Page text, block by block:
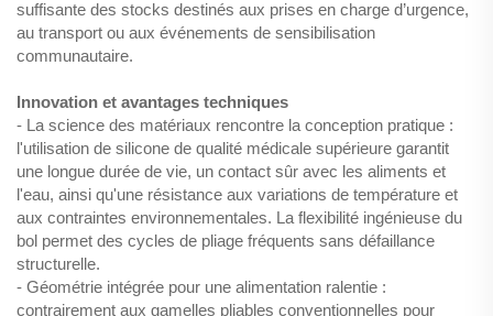
suffisante des stocks destinés aux prises en charge d’urgence,
au transport ou aux événements de sensibilisation
communautaire.
Innovation et avantages techniques
- La science des matériaux rencontre la conception pratique :
l'utilisation de silicone de qualité médicale supérieure garantit
une longue durée de vie, un contact sûr avec les aliments et
l'eau, ainsi qu'une résistance aux variations de température et
aux contraintes environnementales. La flexibilité ingénieuse du
bol permet des cycles de pliage fréquents sans défaillance
structurelle.
- Géométrie intégrée pour une alimentation ralentie :
contrairement aux gamelles pliables conventionnelles pour